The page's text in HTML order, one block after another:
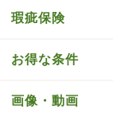
瑕疵保険
お得な条件
画像・動画